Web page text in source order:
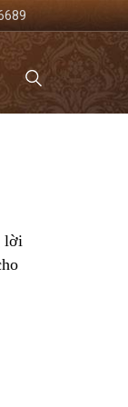
lời